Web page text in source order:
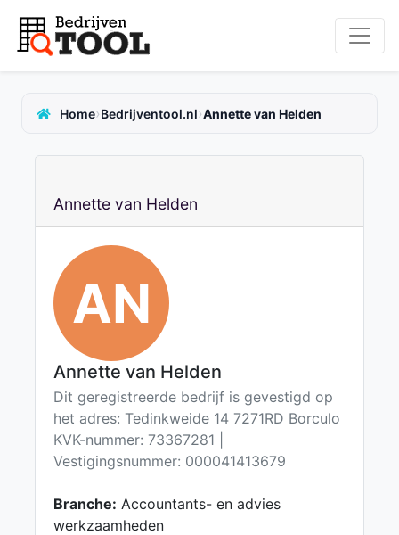
Home›Bedrijventool.nl›Annette van Helden
Annette van Helden
AN
Annette van Helden
Dit geregistreerde bedrijf is gevestigd op
het adres: Tedinkweide 14 7271RD Borculo
KVK-nummer: 73367281 |
Vestigingsnummer: 000041413679
Branche: Accountants- en advies
werkzaamheden